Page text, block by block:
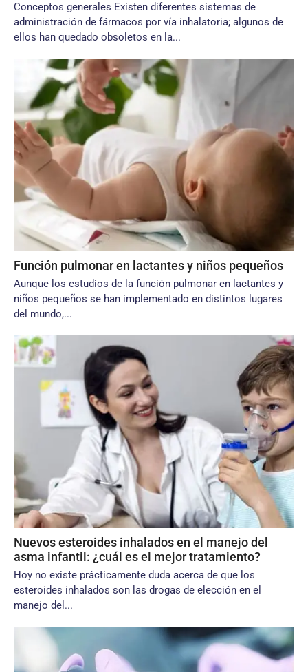
Conceptos generales Existen diferentes sistemas de
administración de fármacos por vía inhalatoria; algunos de
ellos han quedado obsoletos en la...
Función pulmonar en lactantes y niños pequeños
Aunque los estudios de la función pulmonar en lactantes y
niños pequeños se han implementado en distintos lugares
del mundo,...
Nuevos esteroides inhalados en el manejo del
asma infantil: ¿cuál es el mejor tratamiento?
Hoy no existe prácticamente duda acerca de que los
esteroides inhalados son las drogas de elección en el
manejo del...